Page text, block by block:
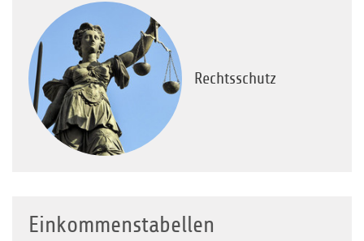
Rechtsschutz
Einkommenstabellen